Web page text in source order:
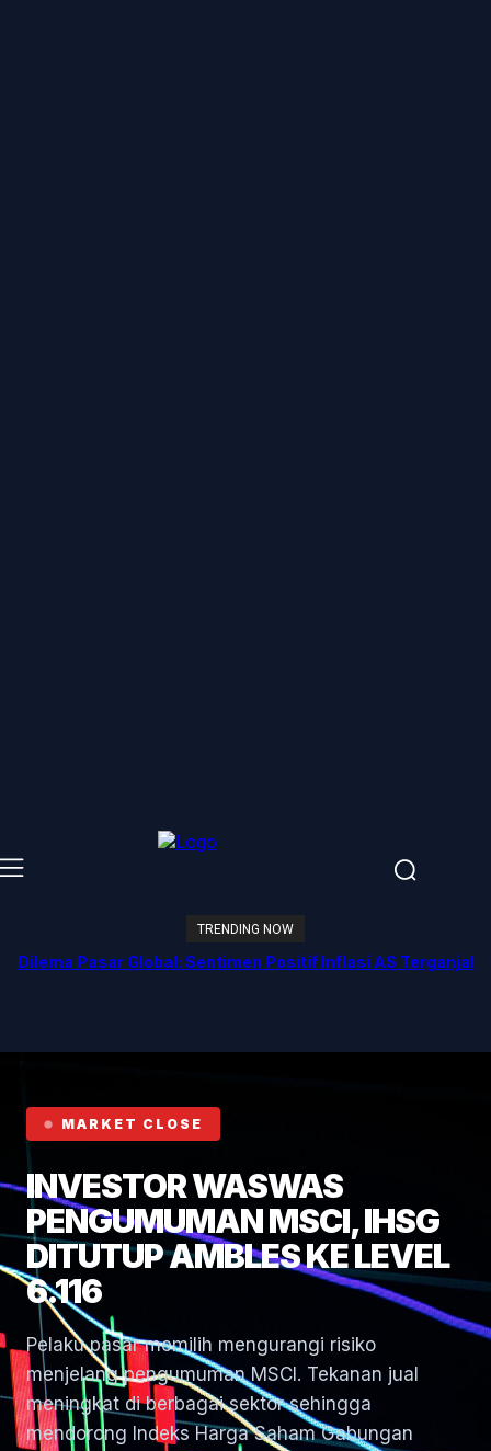
TRENDING NOW
Dilema Pasar Global: Sentimen Positif Inflasi AS Terganjal
MARKET CLOSE
INVESTOR WASWAS
PENGUMUMAN MSCI, IHSG
DITUTUP AMBLES KE LEVEL
6.116
Pelaku pasar memilih mengurangi risiko
menjelang pengumuman MSCI. Tekanan jual
meningkat di berbagai sektor sehingga
mendorong Indeks Harga Saham Gabungan